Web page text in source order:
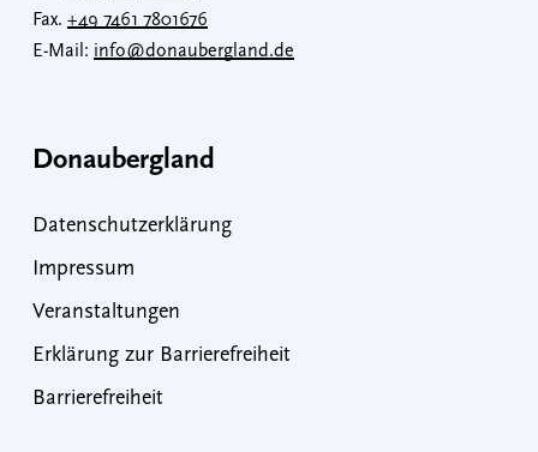
Fax. +49 7461 7801676
E-Mail: info@donaubergland.de
Donaubergland
Datenschutzerklärung
Impressum
Veranstaltungen
Erklärung zur Barrierefreiheit
Barrierefreiheit